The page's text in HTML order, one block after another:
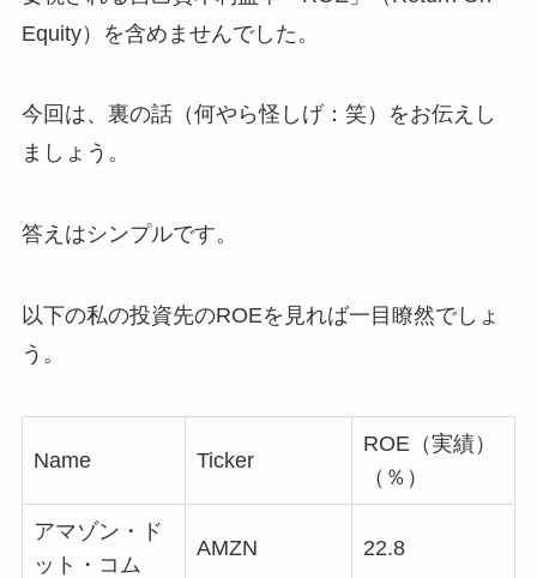
Equity）を含めませんでした。
今回は、裏の話（何やら怪しげ：笑）をお伝えし
ましょう。
答えはシンプルです。
以下の私の投資先のROEを見れば一目瞭然でしょ
う。
Name Ticker
ROE（実績）
（％）
アマゾン・ド
ット・コム
AMZN 22.8